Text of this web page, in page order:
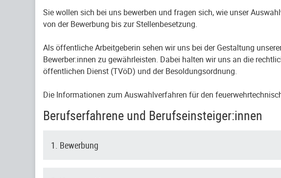
Sie wollen sich bei uns bewerben und fragen sich, wie unser
von der Bewerbung bis zur Stellenbesetzung.
Als öffentliche Arbeitgeberin sehen wir uns bei der Gestaltung
Bewerber:innen zu gewährleisten. Dabei halten wir uns an die
öffentlichen Dienst (TVöD) und der Besoldungsordnung.
Die Informationen zum Auswahlverfahren für den
Berufserfahrene und Berufseinsteiger:innen
1. Bewerbung